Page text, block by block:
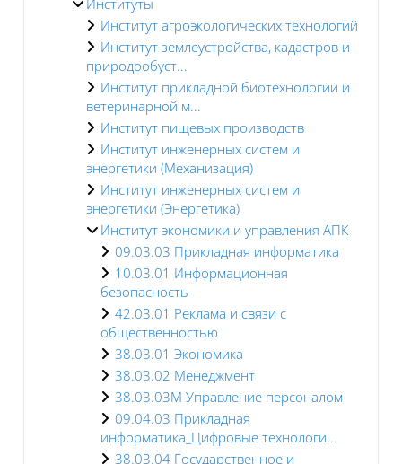
Институт агроэкологических технологий
Институт землеустройства, кадастров и
природообуст...
Институт прикладной биотехнологии и
ветеринарной м...
Институт пищевых производств
Институт инженерных систем и
энергетики (Механизация)
Институт инженерных систем и
энергетики (Энергетика)
Институт экономики и управления АПК
09.03.03 Прикладная информатика
10.03.01 Информационная
безопасность
42.03.01 Реклама и связи с
общественностью
38.03.01 Экономика
38.03.02 Менеджмент
38.03.03M Управление персоналом
09.04.03 Прикладная
информатика_Цифровые технологи...
38.03.04 Государственное и